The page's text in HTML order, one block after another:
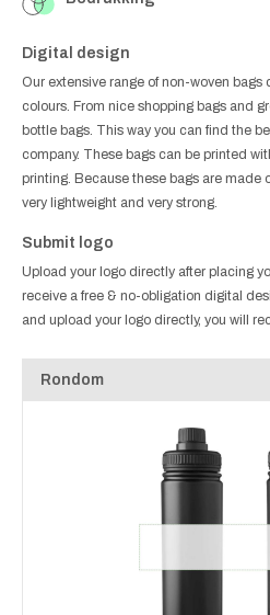
Digital design
Our extensive range of non-woven bags
colours. From nice shopping bags and
bottle bags. This way you can find the
company. These bags can be printed
printing. Because these bags are made
very lightweight and very strong.
Submit logo
Upload your logo directly after placing
receive a free & no-obligation digital
and upload your logo directly, you will
Rondom